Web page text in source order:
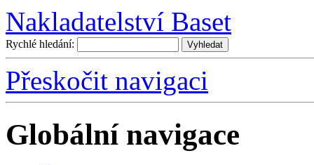
Nakladatelství Baset
Rychlé hledání:
Přeskočit navigaci
Globální navigace